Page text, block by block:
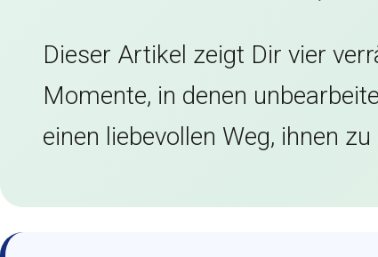
Dieser Artikel zeigt Dir vier
Momente, in denen
einen liebevollen Weg, ihnen